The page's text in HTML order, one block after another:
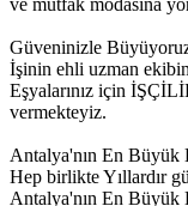
ve mutfak modasına
Güveninizle
İşinin ehli uzman
Eşyalarınız için
vermekteyiz.
Antalya'nın En Büyük
Hep birlikte Yıllardır
Antalya'nın En Büyük